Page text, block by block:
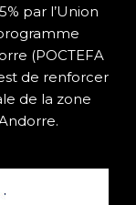
par l’Union
(POCTEFA
de renforcer
de la zone